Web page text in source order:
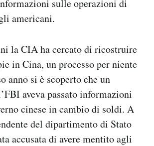
sulle operazioni di
americani.
la CIA ha cercato di ricostruire
in Cina, un processo per niente
anno si è scoperto che un
aveva passato informazioni
cinese in cambio di soldi. A
del dipartimento di Stato
accusata di avere mentito agli